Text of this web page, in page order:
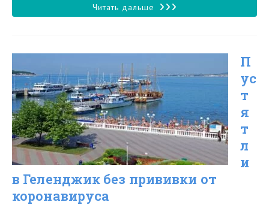
записи:
Читать дальше Пустят
без
прививки
от
коронавируса
в
2021
П
ус
т
я
т
л
и
в Геленджик без прививки от
коронавируса